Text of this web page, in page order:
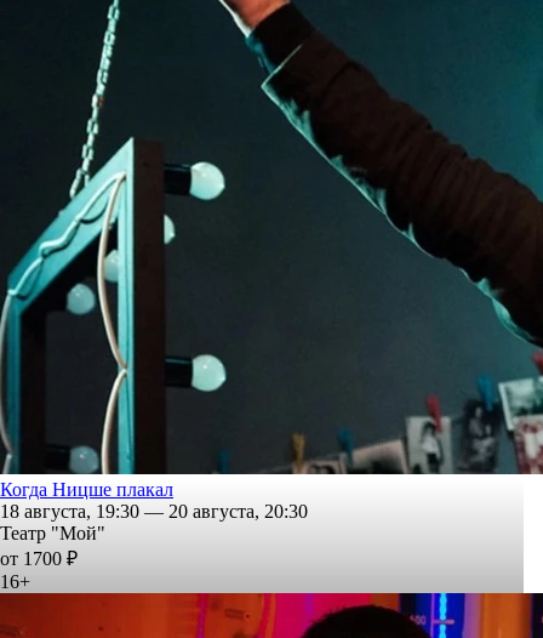
Когда Ницше плакал
18 августа, 19:30 — 20 августа, 20:30
Театр "Мой"
от 1700 ₽
16+